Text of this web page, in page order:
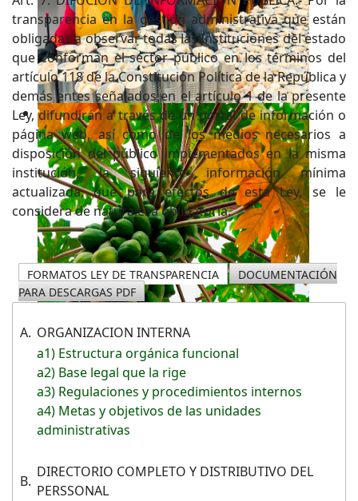
transparencia en la gestión administrativa que están
obligadas a observar todas las Instituciones del estado
que conforman el sector público en los términos del
artículo 118 de la Constitución Política de la República y
demás entes señalados en el artículo 1 de la presente
Ley, difundirán a través de un portal de información o
página web, así como de los medios necesarios a
disposición del público implementados en la misma
institución, la siguiente información mínima
actualizada, que para efectos de esta Ley, se le
considera de naturaleza obligatoria.
FORMATOS LEY DE TRANSPARENCIA
DOCUMENTACIÓN
PARA DESCARGAS PDF
A. ORGANIZACION INTERNA
a1) Estructura orgánica funcional
a2) Base legal que la rige
a3) Regulaciones y procedimientos internos
a4) Metas y objetivos de las unidades
administrativas
B.
DIRECTORIO COMPLETO Y DISTRIBUTIVO DEL
PERSSONAL